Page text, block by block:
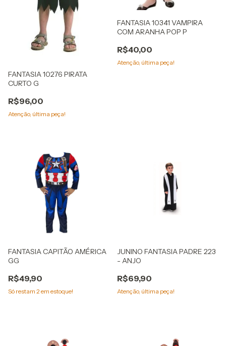
FANTASIA 10276 PIRATA
CURTO G
R$96,00
Atenção, última peça!
FANTASIA 10341 VAMPIRA
COM ARANHA POP P
R$40,00
Atenção, última peça!
FANTASIA CAPITÃO AMÉRICA
GG
R$49,90
Só restam 2em estoque!
JUNINO FANTASIA PADRE 223
- ANJO
R$69,90
Atenção, última peça!